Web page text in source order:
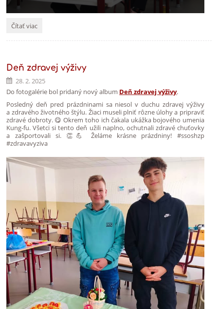
Začali
maturitné
ich
externá
časť:
Čítať viac
Deň zdravej výživy
28. 2. 2025
Do fotogalérie bol pridaný nový album Deň zdravej výživy.
Posledný deň pred prázdninami sa niesol v duchu zdravej výživy
a zdravého životného štýlu. Žiaci museli plniť rôzne úlohy a pripraviť
zdravé dobroty. 😋 Okrem toho ich čakala ukážka bojového umenia
Kung-fu. Všetci si tento deň užili naplno, ochutnali zdravé chuťovky
a zašportovali si. 👏💪 Želáme krásne prázdniny! #ssoshzp
#zdravavyziva